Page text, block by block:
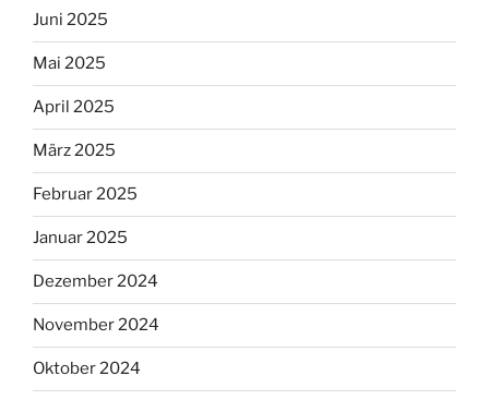
Juni 2025
Mai 2025
April 2025
März 2025
Februar 2025
Januar 2025
Dezember 2024
November 2024
Oktober 2024